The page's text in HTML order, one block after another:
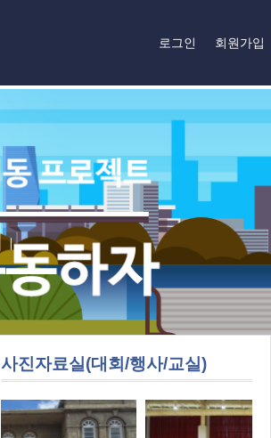
로그인 회원가입
사진자료실(대회/행사/교실)